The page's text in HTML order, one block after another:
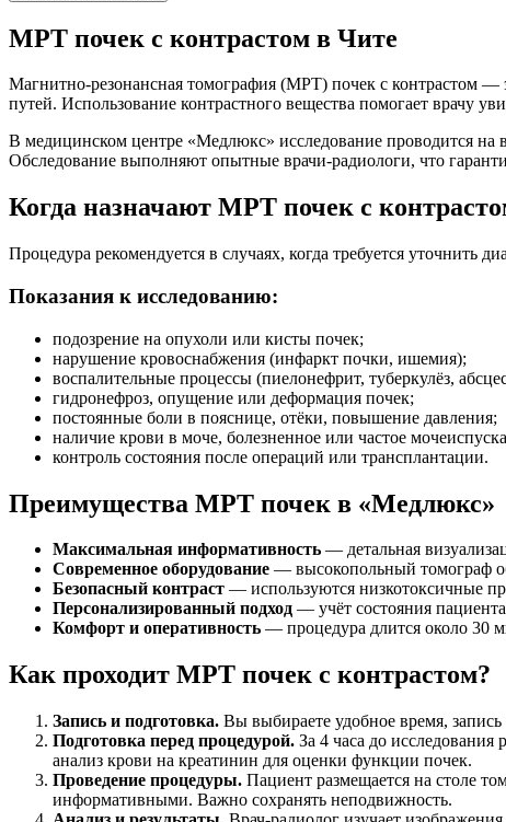
МРТ почек с контрастом в Чите
Магнитно-резонансная томография (МРТ) почек с контрастом
путей. Использование контрастного вещества помогает врачу
В медицинском центре «Медлюкс» исследование проводится на
Обследование выполняют опытные врачи-радиологи, что
Когда назначают МРТ почек с
Процедура рекомендуется в случаях, когда требуется
Показания к исследованию:
подозрение на опухоли или кисты почек;
нарушение кровоснабжения (инфаркт почки, ишемия);
воспалительные процессы (пиелонефрит, туберкулёз,
гидронефроз, опущение или деформация почек;
постоянные боли в пояснице, отёки, повышение давления;
наличие крови в моче, болезненное или частое
контроль состояния после операций или трансплантации.
Преимущества МРТ почек в «Медлюкс»
Максимальная информативность — детальная
Современное оборудование — высокопольный томограф
Безопасный контраст — используются низкотоксичные
Персонализированный подход — учёт состояния
Комфорт и оперативность — процедура длится около 30
Как проходит МРТ почек с контрастом?
Запись и подготовка. Вы выбираете удобное время,
Подготовка перед процедурой. За 4 часа до
анализ крови на креатинин для оценки функции почек.
Проведение процедуры. Пациент размещается на столе
информативными. Важно сохранять неподвижность.